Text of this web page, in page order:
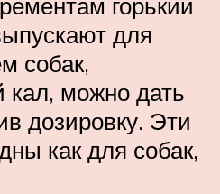
для
собак,
можно дать
дозировку. Эти
как для собак,